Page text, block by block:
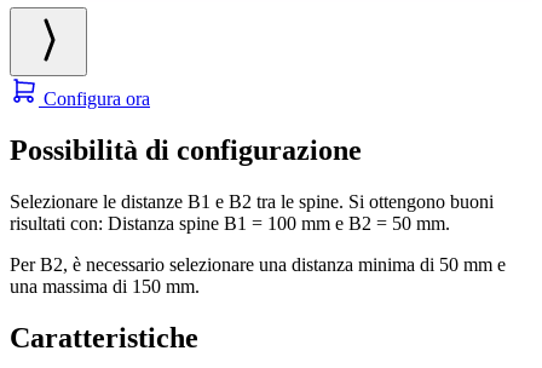
Configura ora
Possibilità di configurazione
Selezionare le distanze B1 e B2 tra le spine. Si ottengono buoni
risultati con: Distanza spine B1 = 100 mm e B2 = 50 mm.
Per B2, è necessario selezionare una distanza minima di 50 mm e
una massima di 150 mm.
Caratteristiche